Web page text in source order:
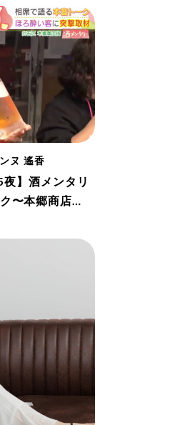
ヌ 遙香
】酒メンタリ
〜本郷商店